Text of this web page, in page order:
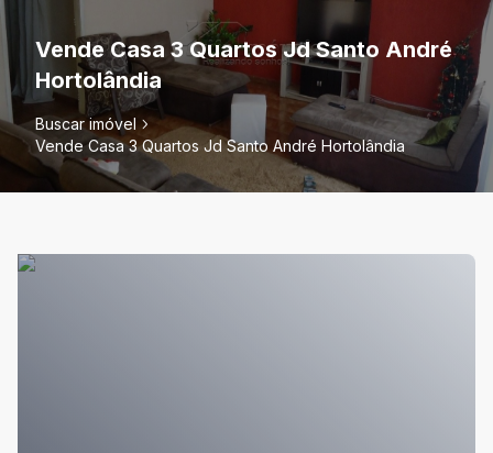
Vende Casa 3 Quartos Jd Santo André
Hortolândia
Buscar imóvel
Vende Casa 3 Quartos Jd Santo André Hortolândia